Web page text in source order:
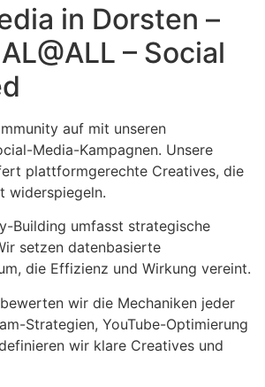
in Dorsten –
– Social
auf mit unseren
Media-Kampagnen. Unsere
plattformgerechte Creatives, die
widerspiegeln.
Building umfasst strategische
setzen datenbasierte
die Effizienz und Wirkung vereint.
wir die Mechaniken jeder
Strategien, YouTube-Optimierung
wir klare Creatives und